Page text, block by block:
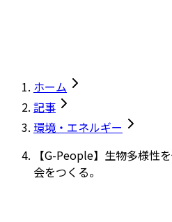
ホーム
記事
環境・エネルギー
【G-People】生物多様性
会をつくる。